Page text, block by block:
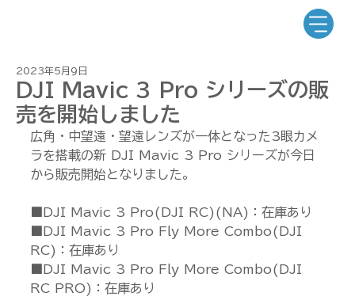
DJI Mavic 3 Pro シリーズの販
売を開始しました
2023年5月9日
広角・中望遠・望遠レンズが一体となった3眼カメ
ラを搭載の新 DJI Mavic 3 Pro シリーズが今日
から販売開始となりました。
■DJI Mavic 3 Pro(DJI RC)(NA)：在庫あり
■DJI Mavic 3 Pro Fly More Combo(DJI
RC)：在庫あり
■DJI Mavic 3 Pro Fly More Combo(DJI
RC PRO)：在庫あり